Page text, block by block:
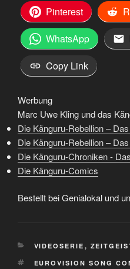
Pinterest
WhatsApp
Copy Link
Werbung
Marc Uwe Kling und das
Die Känguru-Rebellion –
Die Känguru-Rebellion –
Die Känguru-Chroniken -
Die Känguru-Comics
Bestellt bei Genialokal und
KATEGORIEN
VIDEOSERIE ,
SCHLAGWÖRTER
EUROVISION SONG